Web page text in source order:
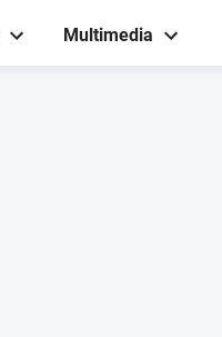
Multimedia